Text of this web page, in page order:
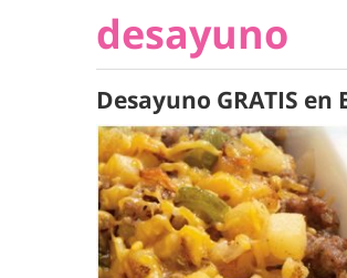
desayuno
Desayuno GRATIS en